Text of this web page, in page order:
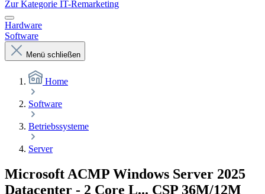
Zur Kategorie IT-Remarketing
Hardware
Software
Menü schließen
Home
Software
Betriebssysteme
Server
Microsoft ACMP Windows Server 2025
Datacenter - 2 Core L... CSP 36M/12M